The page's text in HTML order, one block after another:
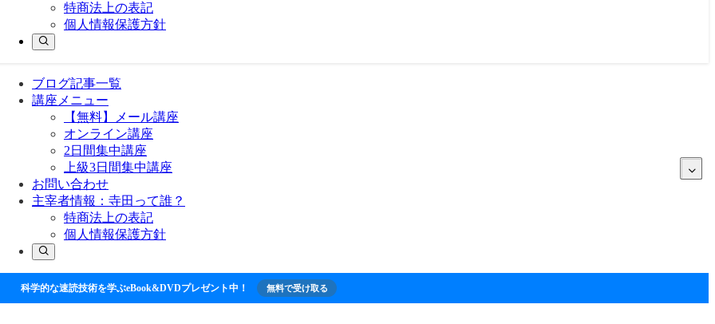
特商法上の表記
個人情報保護方針
ブログ記事一覧
講座メニュー
【無料】メール講座
オンライン講座
2日間集中講座
上級3日間集中講座
お問い合わせ
主宰者情報：寺田って誰？
特商法上の表記
個人情報保護方針
科学的な速読技術を学ぶeBook&DVDプレゼント中！ 無料で受け取る